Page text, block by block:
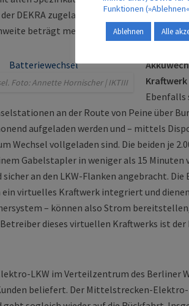
DEKRA zugelassen. Die zweiteilige
beträgt mehr als 200 Kilometer.
Foto: Annette Hornischer | IKTIII
Kraftwerk
Ebenfalls
an der Route von Peine über
aufgeladen werden und – mittels
Wechsel vollgeladen sind. Die beiden je
Gabelstapler in weniger als 15 Minuten
an den LKW-Flanken angebracht.
ein virtuelles Kraftwerk integriert und
– können also Strom
dieses virtuellen Kraftwerks ist der
LKW im Verteilzentrum des Berliner
beliefert. Der Mittelstrecken-
Funktionen
Ablehnen Alle